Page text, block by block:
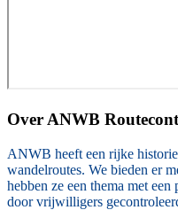
Over ANWB
ANWB heeft een rijke
wandelroutes. We bieden er
hebben ze een thema met
door vrijwilligers